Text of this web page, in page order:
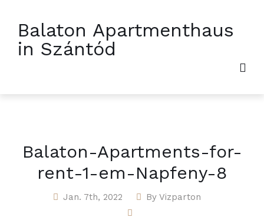
Balaton Apartmenthaus
in Szántód
Balaton-Apartments-for-
rent-1-em-Napfeny-8
Jan. 7th, 2022 By Vizparton